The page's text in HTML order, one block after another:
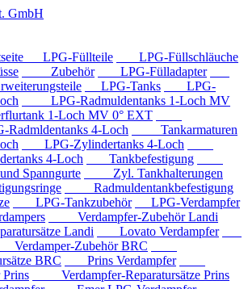
LPG-Füllteile
LPG-Füllschläuche
Zubehör
LPG-Fülladapter
LPG-Tanks
LPG-
LPG-Radmuldentanks 1-Loch MV
1-Loch MV 0° EXT
4-Loch
Tankarmaturen
LPG-Zylindertanks 4-Loch
4-Loch
Tankbefestigung
Spanngurte
Zyl. Tankhalterungen
Radmuldentankbefestigung
LPG-Tankzubehör
LPG-Verdampfer
Verdampfer-Zubehör Landi
Landi
Lovato Verdampfer
Zubehör BRC
BRC
Prins Verdampfer
Prins
Verdampfer-Reparatursätze Prins